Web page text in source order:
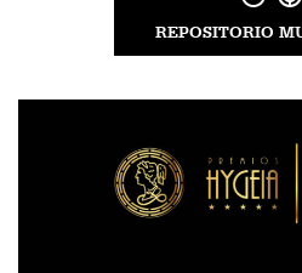
REPOSITORIO